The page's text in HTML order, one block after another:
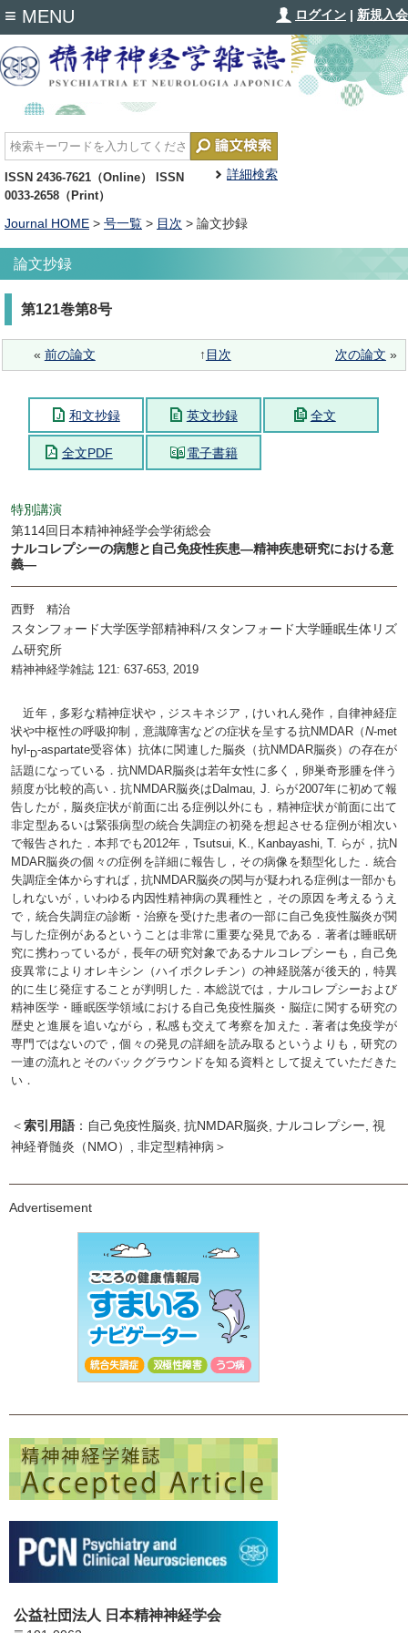
ログイン | 新規入会
詳細検索
ISSN 2436-7621（Online） ISSN
0033-2658（Print）
≡ MENU
Journal HOME > 号一覧 > 目次 > 論文抄録
論文抄録
第121巻第8号
« 前の論文 ↑ 目次 次の論文 »
和文抄録 英文抄録 全文
全文PDF 電子書籍
特別講演
第114回日本精神神経学会学術総会
ナルコレプシーの病態と自己免疫性疾患―精神疾患研究における意
義―
西野 精治
スタンフォード大学医学部精神科/スタンフォード大学睡眠生体リズ
ム研究所
精神神経学雑誌 121: 637-653, 2019
近年，多彩な精神症状や，ジスキネジア，けいれん発作，自律神経症
状や中枢性の呼吸抑制，意識障害などの症状を呈する抗NMDAR（N-met
hyl-D-aspartate受容体）抗体に関連した脳炎（抗NMDAR脳炎）の存在が
話題になっている．抗NMDAR脳炎は若年女性に多く，卵巣奇形腫を伴う
頻度が比較的高い．抗NMDAR脳炎はDalmau, J. らが2007年に初めて報
告したが，脳炎症状が前面に出る症例以外にも，精神症状が前面に出て
非定型あるいは緊張病型の統合失調症の初発を想起させる症例が相次い
で報告された．本邦でも2012年，Tsutsui, K., Kanbayashi, T. らが，抗N
MDAR脳炎の個々の症例を詳細に報告し，その病像を類型化した．統合
失調症全体からすれば，抗NMDAR脳炎の関与が疑われる症例は一部かも
しれないが，いわゆる内因性精神病の異種性と，その原因を考えるうえ
で，統合失調症の診断・治療を受けた患者の一部に自己免疫性脳炎が関
与した症例があるということは非常に重要な発見である．著者は睡眠研
究に携わっているが，長年の研究対象であるナルコレプシーも，自己免
疫異常によりオレキシン（ハイポクレチン）の神経脱落が後天的，特異
的に生じ発症することが判明した．本総説では，ナルコレプシーおよび
精神医学・睡眠医学領域における自己免疫性脳炎・脳症に関する研究の
歴史と進展を追いながら，私感も交えて考察を加えた．著者は免疫学が
専門ではないので，個々の発見の詳細を読み取るというよりも，研究の
一連の流れとそのバックグラウンドを知る資料として捉えていただきた
い．
＜索引用語 ：自己免疫性脳炎, 抗NMDAR脳炎, ナルコレプシー, 視
神経脊髄炎（NMO）, 非定型精神病＞
Advertisement
公益社団法人 日本精神神経学会